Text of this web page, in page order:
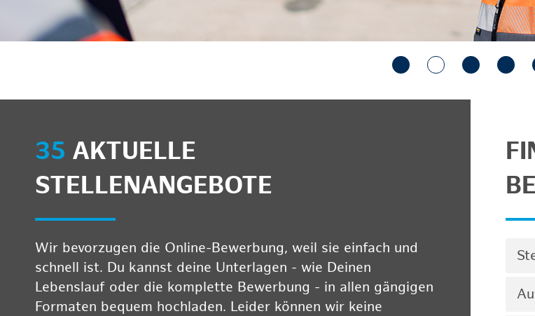
35 AKTUELLE
STELLENANGEBOTE
Wir bevorzugen die Online-Bewerbung, weil sie einfach und
schnell ist. Du kannst deine Unterlagen - wie Deinen
Lebenslauf oder die komplette Bewerbung - in allen gängigen
Formaten bequem hochladen. Leider können wir keine